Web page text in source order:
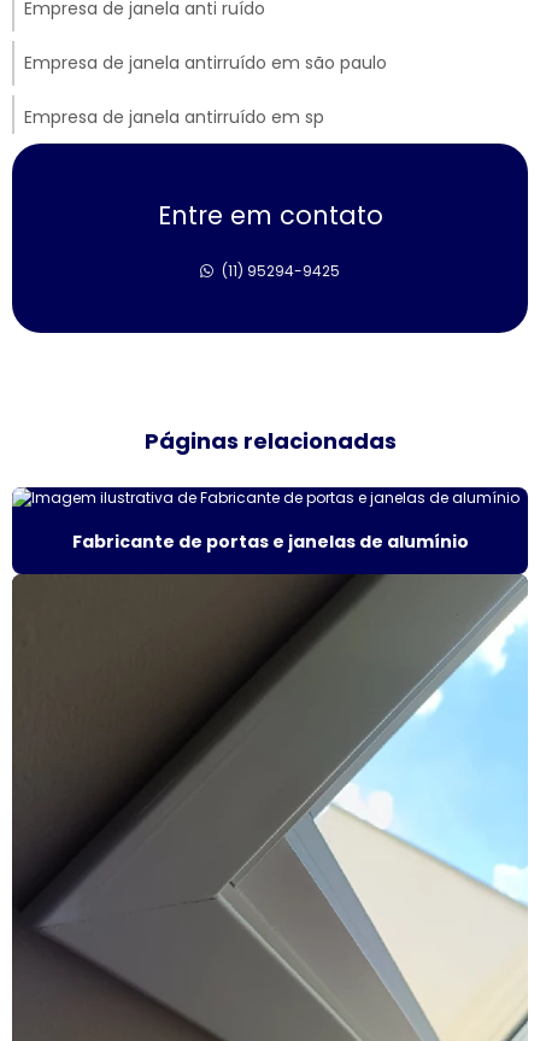
Empresa de janela anti ruído
Empresa de janela antirruído em são paulo
Empresa de janela antirruído em sp
Empresa de janela sobreposta de giro
Empresa de janela sobreposta de giro em sp
Empresa de janela vidro multilaminado
Empresas de esquadrias de alumínio sp
Esquadria de alumínio amadeirado
Esquadria alumínio janela preço
Esquadrias acústicas de alumínio
Esquadrias de alto padrão
Esquadrias alumínio acústicas
Esquadrias de alumínio alto padrão
Esquadrias de alumínio fábrica
Entre em contato
(11) 95294-9425
Páginas relacionadas
Fabricante de portas e janelas de alumínio